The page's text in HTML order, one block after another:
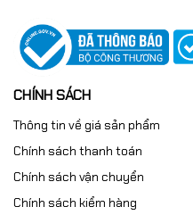
CHÍNH SÁCH
Thông tin về giá sản phẩm
Chính sách thanh toán
Chính sách vận chuyển
Chính sách kiểm hàng